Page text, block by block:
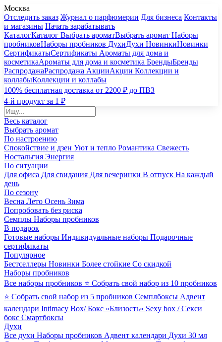
Москва
Отследить заказ Журнал о парфюмерии Для бизнеса Контакты
и магазины Начать зарабатывать
КаталогКаталог Выбрать ароматВыбрать аромат Наборы
пробниковНаборы пробников ДухиДухи НовинкиНовинки
СертификатыСертификаты Ароматы для дома и
косметикаАроматы для дома и косметика БрендыБренды
РаспродажаРаспродажа АкцииАкции Коллекции и
коллабыКоллекции и коллабы
100% бесплатная доставка от 2200 ₽ до ПВЗ
4-й продукт за 1 ₽
Весь каталог
Выбрать аромат
По настроению
Спокойствие и дзен Уют и тепло Романтика Свежесть
Ностальгия Энергия
По ситуации
Для офиса Для свидания Для вечеринки В отпуск На каждый
день
По сезону
Весна Лето Осень Зима
Попробовать без риска
Семплы Наборы пробников
В подарок
Готовые наборы Индивидуальные наборы Подарочные
сертификаты
Популярное
Бестселлеры Новинки Более стойкие Со скидкой
Наборы пробников
Все наборы пробников ⭐ Собрать свой набор из 10 пробников
⭐ Собрать свой набор из 5 пробников Семплбоксы Адвент
календари Intimacy Box/ Бокс «Близость» Sexy box / Секси
бокс Смартбоксы
Духи
Все духи Наборы пробников Адвент календари Духи 30 мл